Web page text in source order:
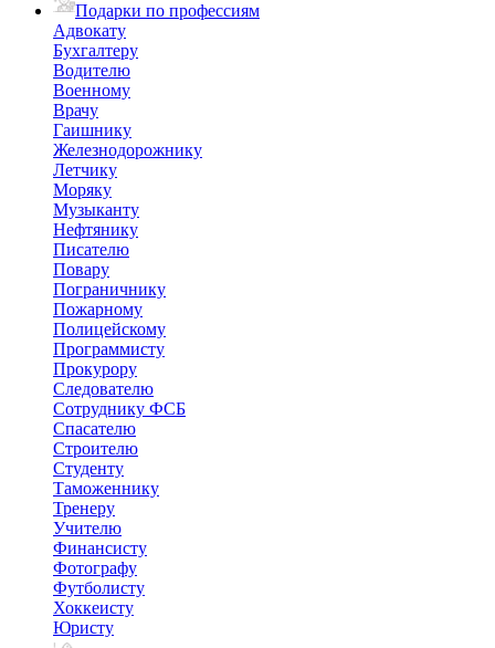
Подарки по профессиям
Адвокату
Бухгалтеру
Водителю
Военному
Врачу
Гаишнику
Железнодорожнику
Летчику
Моряку
Музыканту
Нефтянику
Писателю
Повару
Пограничнику
Пожарному
Полицейскому
Программисту
Прокурору
Следователю
Сотруднику ФСБ
Спасателю
Строителю
Студенту
Таможеннику
Тренеру
Учителю
Финансисту
Фотографу
Футболисту
Хоккеисту
Юристу